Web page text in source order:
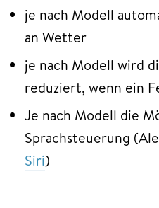
je nach Modell
an Wetter
je nach Modell wird
reduziert, wenn ein
Je nach Modell die
Sprachsteuerung
Siri)